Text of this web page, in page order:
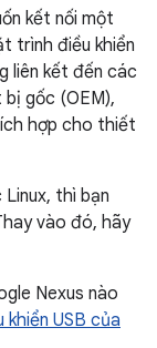
kết nối một
trình điều khiển
liên kết đến các
gốc (OEM),
hợp cho thiết
thì bạn
vào đó, hãy
Nexus nào
USB của